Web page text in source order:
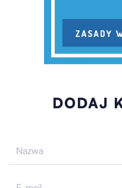
DODAJ